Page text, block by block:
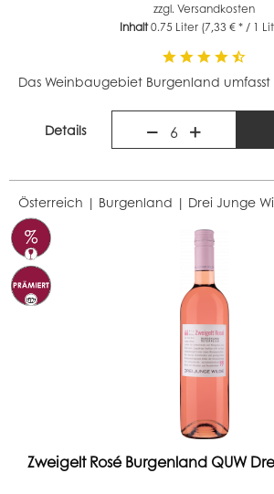
zzgl.Versandkosten
Inhalt0.75 Liter (7,33 € * / 1
Details 6
Österreich | Burgenland | Drei Junge
Zweigelt Rosé Burgenland QUW